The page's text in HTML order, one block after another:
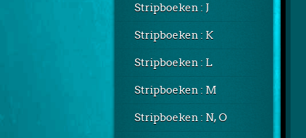
Stripboeken : J
Stripboeken : K
Stripboeken : L
Stripboeken : M
Stripboeken : N, O